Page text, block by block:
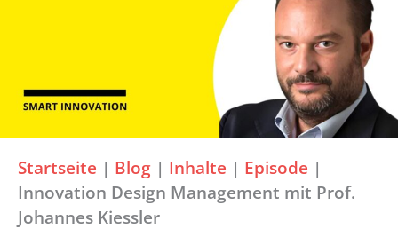
Startseite | Blog | Inhalte | Episode |
Innovation Design Management mit Prof.
Johannes Kiessler